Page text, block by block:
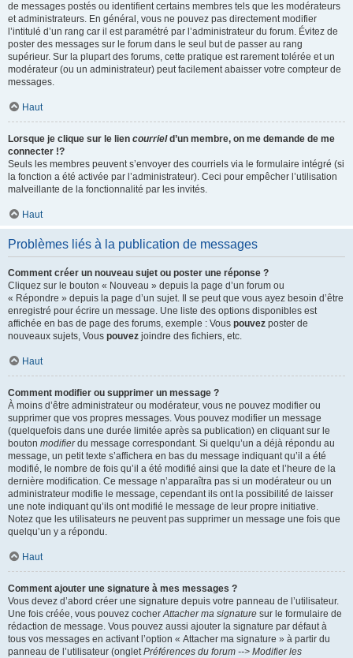
de messages postés ou identifient certains membres tels que les modérateurs
et administrateurs. En général, vous ne pouvez pas directement modifier
l’intitulé d’un rang car il est paramétré par l’administrateur du forum. Évitez de
poster des messages sur le forum dans le seul but de passer au rang
supérieur. Sur la plupart des forums, cette pratique est rarement tolérée et un
modérateur (ou un administrateur) peut facilement abaisser votre compteur de
messages.
Haut
Lorsque je clique sur le lien courrield’un membre, on me demande de me
connecter !?
Seuls les membres peuvent s’envoyer des courriels via le formulaire intégré (si
la fonction a été activée par l’administrateur). Ceci pour empêcher l’utilisation
malveillante de la fonctionnalité par les invités.
Haut
Problèmes liés à la publication de messages
Comment créer un nouveau sujet ou poster une réponse ?
Cliquez sur le bouton « Nouveau » depuis la page d’un forum ou
« Répondre » depuis la page d’un sujet. Il se peut que vous ayez besoin d’être
enregistré pour écrire un message. Une liste des options disponibles est
affichée en bas de page des forums, exemple : Vous pouvez poster de
nouveaux sujets, Vous pouvez joindre des fichiers, etc.
Haut
Comment modifier ou supprimer un message ?
À moins d’être administrateur ou modérateur, vous ne pouvez modifier ou
supprimer que vos propres messages. Vous pouvez modifier un message
(quelquefois dans une durée limitée après sa publication) en cliquant sur le
bouton modifierdu message correspondant. Si quelqu’un a déjà répondu au
message, un petit texte s’affichera en bas du message indiquant qu’il a été
modifié, le nombre de fois qu’il a été modifié ainsi que la date et l’heure de la
dernière modification. Ce message n’apparaîtra pas si un modérateur ou un
administrateur modifie le message, cependant ils ont la possibilité de laisser
une note indiquant qu’ils ont modifié le message de leur propre initiative.
Notez que les utilisateurs ne peuvent pas supprimer un message une fois que
quelqu’un y a répondu.
Haut
Comment ajouter une signature à mes messages ?
Vous devez d’abord créer une signature depuis votre panneau de l’utilisateur.
Une fois créée, vous pouvez cocherAttacher ma signature sur le formulaire de
rédaction de message. Vous pouvez aussi ajouter la signature par défaut à
tous vos messages en activant l’option « Attacher ma signature » à partir du
panneau de l’utilisateur (ongletPréférences du forum --> Modifier les